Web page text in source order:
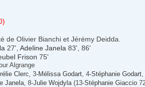
de Olivier Bianchi et Jérémy Deidda.
27', Adeline Janela 83', 86'
Frison 75'
Algrange
Clerc , 3-Mélissa Godart , 4-Stéphanie Godart
Janela , 8-Julie Wojdyla (13-Stéphanie Giaccio